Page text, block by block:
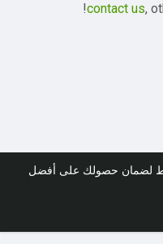
لضمان حصولك على أفضل
contact us,